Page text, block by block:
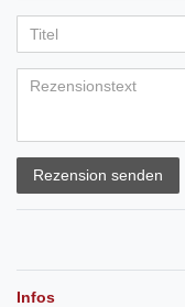
Rezension senden
Infos